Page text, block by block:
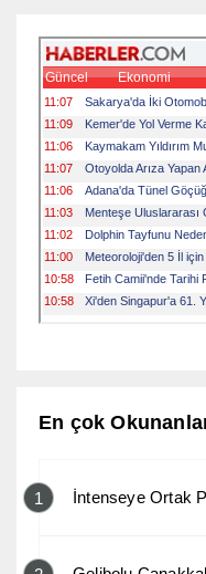
En çok
1 İntenseye Ortak